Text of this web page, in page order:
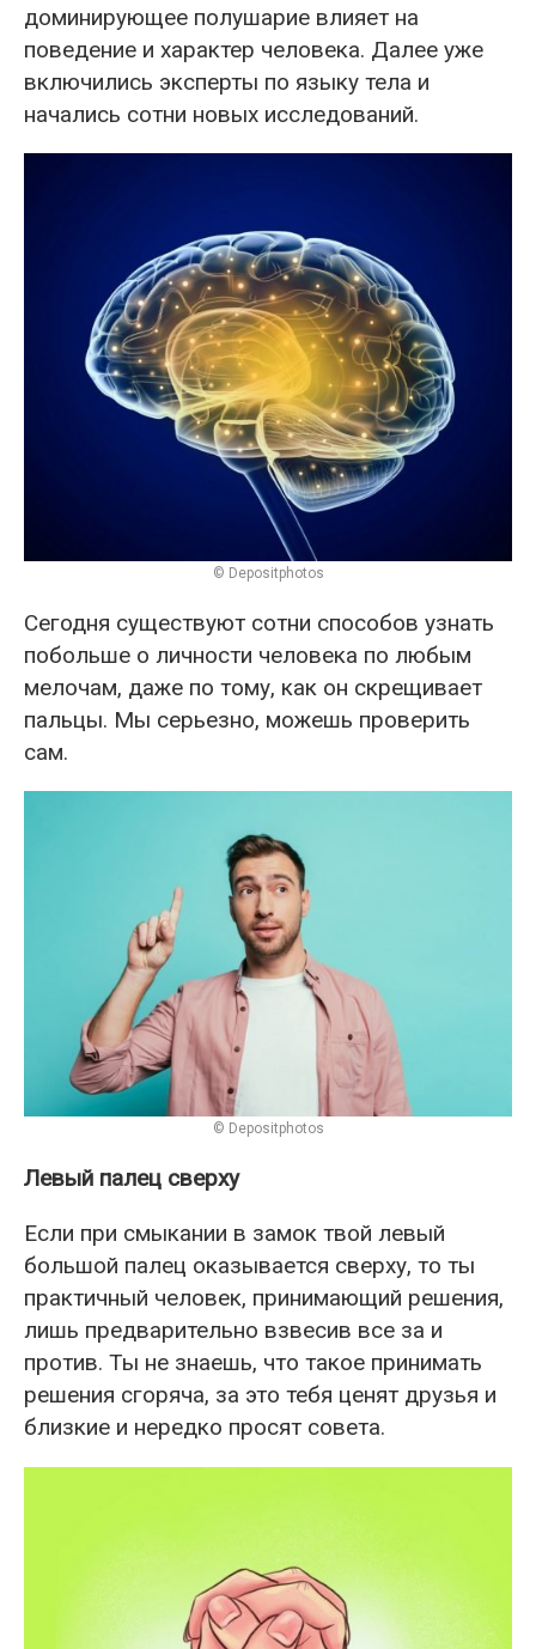
доминирующее полушарие влияет на
поведение и характер человека. Далее уже
включились эксперты по языку тела и
начались сотни новых исследований.
© Depositphotos
Сегодня существуют сотни способов узнать
побольше о личности человека по любым
мелочам, даже по тому, как он скрещивает
пальцы. Мы серьезно, можешь проверить
сам.
© Depositphotos
Левый палец сверху
Если при смыкании в замок твой левый
большой палец оказывается сверху, то ты
практичный человек, принимающий решения,
лишь предварительно взвесив все за и
против. Ты не знаешь, что такое принимать
решения сгоряча, за это тебя ценят друзья и
близкие и нередко просят совета.